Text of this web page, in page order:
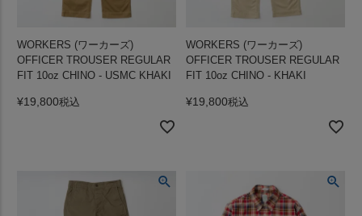
WORKERS (ワーカーズ)
OFFICER TROUSER REGULAR
FIT 10oz CHINO - USMC KHAKI
¥19,800税込
WORKERS (ワーカーズ)
OFFICER TROUSER REGULAR
FIT 10oz CHINO - KHAKI
¥19,800税込